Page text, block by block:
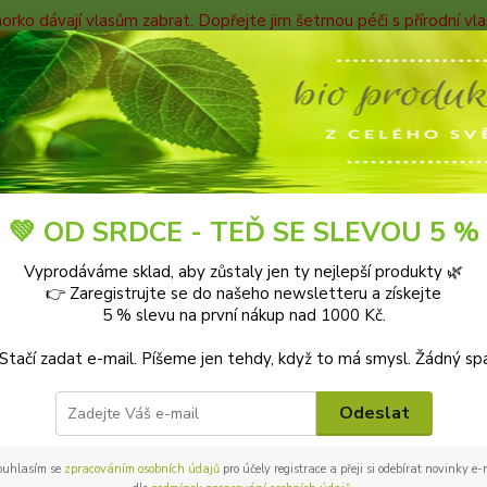
dávají vlasům zabrat. Dopřejte jim šetrnou péči s přírodní
Blog
Hledat
9-
Blog Přírodní kosmetika
2025
kosmetika
a péče v souladu s přírodou
době stále více lidí hledá alternativy ke konvenčním
se stává nejen trendem, ale také životním stylem,
povíme, co přírodní kosmetika vlastně je, proč se vyplatí ji zařadit
💚 OD SRDCE - TEĎ SE SLEVOU 5 %
Vyprodáváme sklad, aby zůstaly jen ty nejlepší produkty 🌿
👉 Zaregistrujte se do našeho newsletteru a získejte
5 % slevu na první nákup nad 1000 Kč.
zadat e-mail. Píšeme jen tehdy, když to má smysl. Žádný
Odeslat
se zpracováním osobních údajůpro účely registrace a přeji si odebírat novinky e-